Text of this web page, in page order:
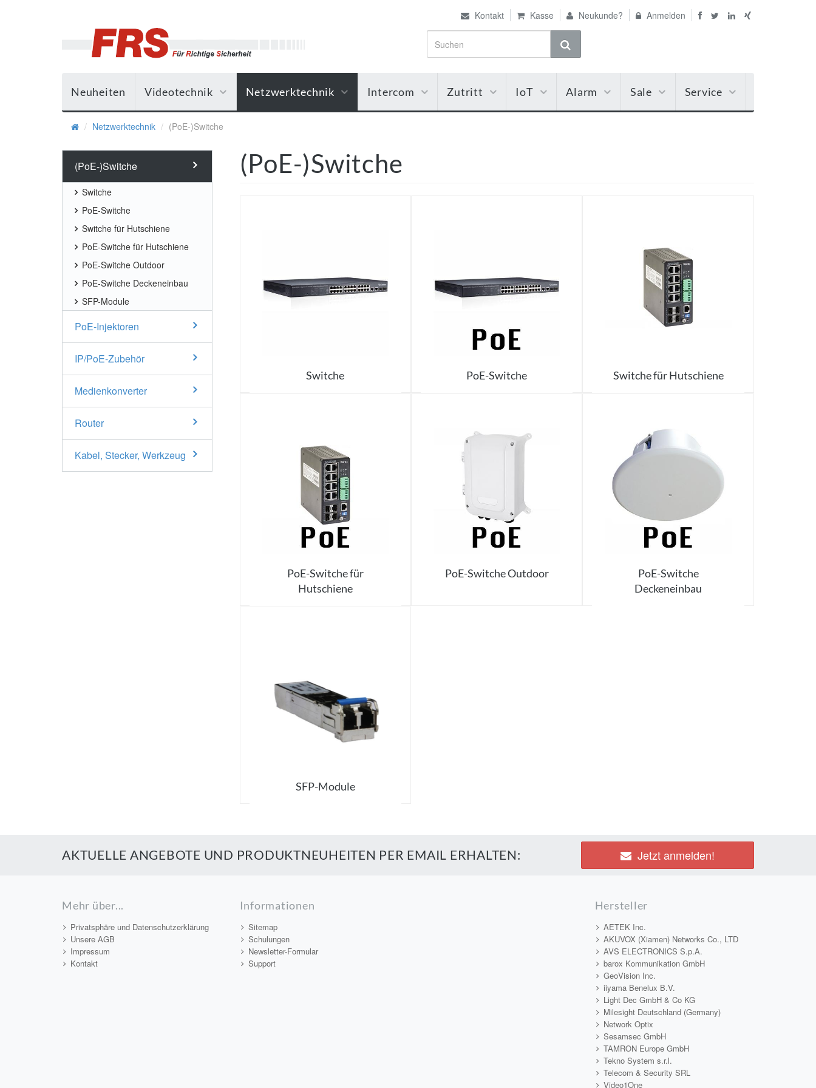
Kontakt Kasse Neukunde? Anmelden
Neuheiten Videotechnik Netzwerktechnik Intercom Zutritt IoT Alarm Sale Service
Netzwerktechnik (PoE-)Switche
(PoE-)Switche
Switche
PoE-Switche
Switche für Hutschiene
PoE-Switche für Hutschiene
PoE-Switche Outdoor
PoE-Switche Deckeneinbau
SFP-Module
PoE-Injektoren
IP/PoE-Zubehör
Medienkonverter
Router
Kabel, Stecker, Werkzeug
(PoE-)Switche
Switche PoE-Switche Switche für Hutschiene
PoE-Switche für
Hutschiene
PoE-Switche Outdoor
PoE-Switche
Deckeneinbau
SFP-Module
AKTUELLE ANGEBOTE UND PRODUKTNEUHEITEN PER EMAIL ERHALTEN: Jetzt anmelden!
Mehr über...
Privatsphäre und Datenschutzerklärung
Unsere AGB
Impressum
Kontakt
Informationen
Sitemap
Schulungen
Newsletter-Formular
Support
Hersteller
AETEK Inc.
AKUVOX (Xiamen) Networks Co., LTD
AVS ELECTRONICS S.p.A.
barox Kommunikation GmbH
GeoVision Inc.
iiyama Benelux B.V.
Light Dec GmbH & Co KG
Milesight Deutschland (Germany)
Network Optix
Sesamsec GmbH
TAMRON Europe GmbH
Tekno System s.r.l.
Telecom & Security SRL
Video1One